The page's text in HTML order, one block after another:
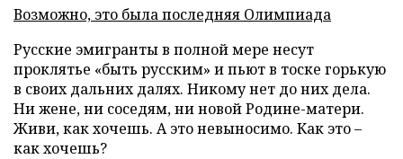
Возможно, это была последняя Олимпиада
Русские эмигранты в полной мере несут
проклятье «быть русским» и пьют в тоске горькую
в своих дальних далях. Никому нет до них дела.
Ни жене, ни соседям, ни новой Родине-матери.
Живи, как хочешь. А это невыносимо. Как это –
как хочешь?